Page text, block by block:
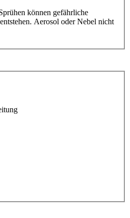
können gefährliche
Aerosol oder Nebel nicht